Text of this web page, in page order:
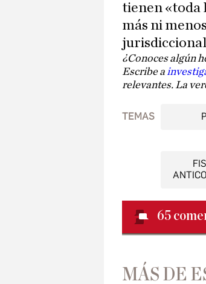
tienen «toda
más ni
¿Conoces algún
Escribe a
relevantes. La
TEMAS
65
MÁS DE